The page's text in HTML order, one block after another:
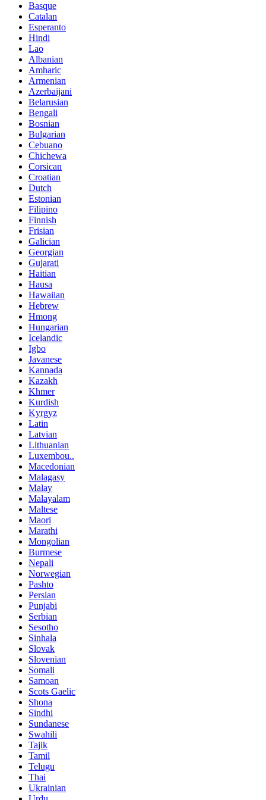
Basque
Catalan
Esperanto
Hindi
Lao
Albanian
Amharic
Armenian
Azerbaijani
Belarusian
Bengali
Bosnian
Bulgarian
Cebuano
Chichewa
Corsican
Croatian
Dutch
Estonian
Filipino
Finnish
Frisian
Galician
Georgian
Gujarati
Haitian
Hausa
Hawaiian
Hebrew
Hmong
Hungarian
Icelandic
Igbo
Javanese
Kannada
Kazakh
Khmer
Kurdish
Kyrgyz
Latin
Latvian
Lithuanian
Luxembou..
Macedonian
Malagasy
Malay
Malayalam
Maltese
Maori
Marathi
Mongolian
Burmese
Nepali
Norwegian
Pashto
Persian
Punjabi
Serbian
Sesotho
Sinhala
Slovak
Slovenian
Somali
Samoan
Scots Gaelic
Shona
Sindhi
Sundanese
Swahili
Tajik
Tamil
Telugu
Thai
Ukrainian